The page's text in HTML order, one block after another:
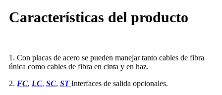
Características del producto
1. Con placas de acero se pueden manejar tanto cables de fibra
única como cables de fibra en cinta y en haz.
2. FC, LC, SC, ST Interfaces de salida opcionales.